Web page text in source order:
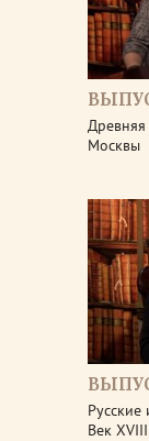
Древняя
Москвы
Русские
Век XVIII